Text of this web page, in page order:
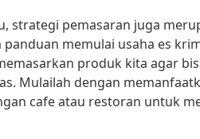
strategi pemasaran juga
memulai usaha es
produk kita agar
Mulailah dengan
cafe atau restoran untuk